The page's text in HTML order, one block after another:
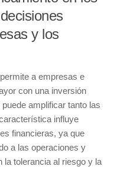
y los
a empresas e
con una inversión
amplificar tanto las
influye
financieras, ya que
a las operaciones y
la tolerancia al riesgo y la